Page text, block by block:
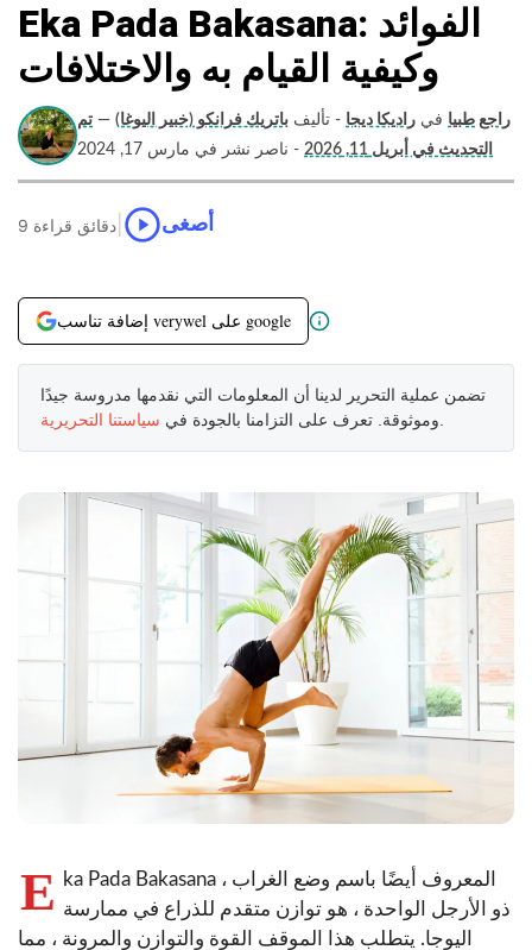
Eka Pada Bakasana: الفوائد
وكيفية القيام به والاختلافات
راجع طبيا في راديكا ديجا - تأليف باتريك فرانكو (خبير اليوغا) — تم
التحديث في أبريل 11, 2026
- ناصر نشر في مارس 17, 2024
9 دقائق قراءة أصغى
إضافة تناسب verywel على google
تضمن عملية التحرير لدينا أن المعلومات التي نقدمها مدروسة جيدًا
وموثوقة. تعرف على التزامنا بالجودة في سياستنا التحريرية
E ka Pada Bakasana ، المعروف أيضًا باسم وضع الغراب
ذو الأرجل الواحدة ، هو توازن متقدم للذراع في ممارسة
اليوجا. يتطلب هذا الموقف القوة والتوازن والمرونة ، مما